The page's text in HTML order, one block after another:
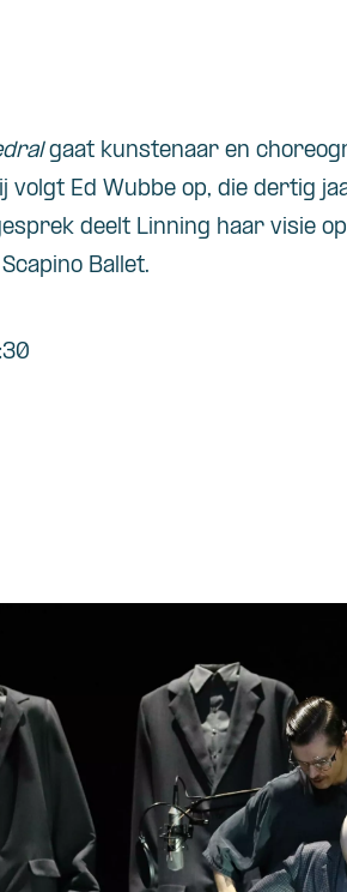
gaat kunstenaar en
volgt Ed Wubbe op, die dertig
deelt Linning haar visie
Ballet.